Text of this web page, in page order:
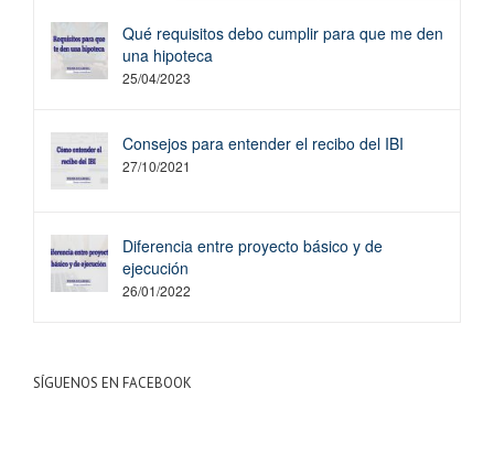
Qué requisitos debo cumplir para que me den
una hipoteca
25/04/2023
Consejos para entender el recibo del IBI
27/10/2021
Diferencia entre proyecto básico y de
ejecución
26/01/2022
SÍGUENOS EN FACEBOOK